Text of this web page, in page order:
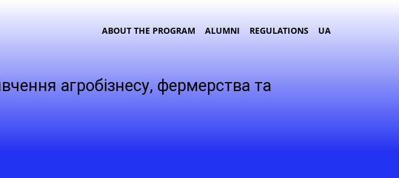
ABOUT THE PROGRAM ALUMNI REGULATIONS UA
агробізнесу, фермерства та